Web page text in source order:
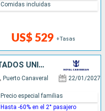
US$ 529 +Tasas
Comidas incluidas
REPÚBLICA DOMINICANA, ESTADOS UNIDOS
Puerto Canaveral 22/01/2027
Precio especial familias
Hasta -60% en el 2° pasajero